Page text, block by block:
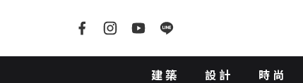
建築 設計 時尚